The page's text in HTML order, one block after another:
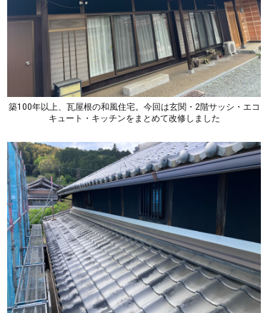
築100年以上、瓦屋根の和風住宅。今回は玄関・2階サッシ・エコ
キュート・キッチンをまとめて改修しました